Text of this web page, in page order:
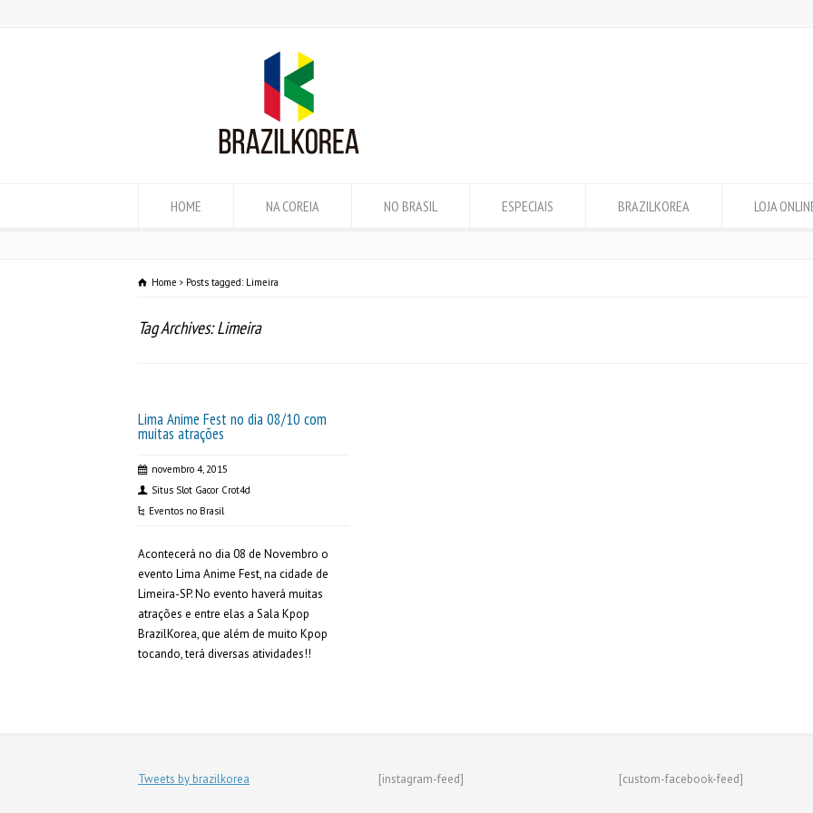
HOME NA COREIA NO BRASIL ESPECIAIS BRAZILKOREA LOJA
Home Posts tagged: Limeira
Tag Archives: Limeira
Lima Anime Fest no dia 08/10 com
muitas atrações
novembro 4, 2015
Situs Slot Gacor Crot4d
Eventos no Brasil
Acontecerá no dia 08 de Novembro o
evento Lima Anime Fest, na cidade de
Limeira-SP. No evento haverá muitas
atrações e entre elas a Sala Kpop
BrazilKorea, que além de muito Kpop
tocando, terá diversas atividades!!
Tweets by brazilkorea [instagram-feed] [custom-facebook-feed]